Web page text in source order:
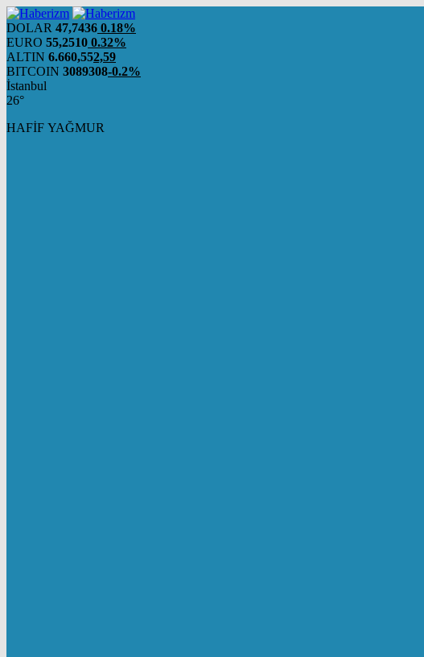
DOLAR 47,7436 0.18%
EURO 55,2510 0.32%
ALTIN 6.660,552,59
BITCOIN 3089308-0.2%
İstanbul
26°
HAFİF YAĞMUR